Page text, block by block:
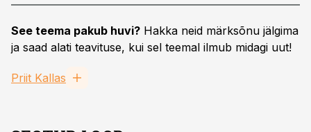
See teema pakub huvi? Hakka neid märksõnu jälgima
ja saad alati teavituse, kui sel teemal ilmub midagi uut!
Priit Kallas